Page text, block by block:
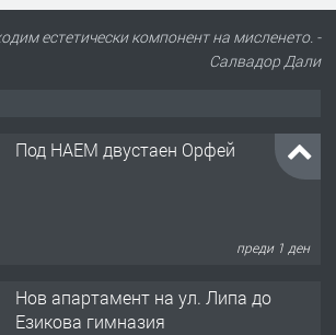
естетически компонент на мисленето. -
Салвадор Дали
Под НАЕМ двустаен Орфей
преди 1 ден
Нов апартамент на ул. Липа до
Езикова гимназия